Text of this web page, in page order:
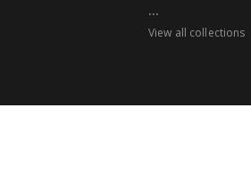
...
View all collections